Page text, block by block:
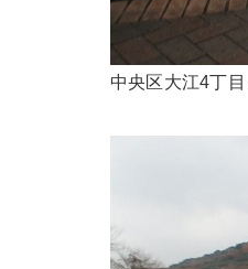
中央区大江4丁